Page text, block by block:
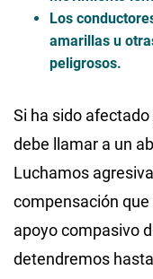
Los
amarillas u
peligrosos.
Si ha sido
debe llamar a un
Luchamos
compensación
apoyo compasivo
detendremos